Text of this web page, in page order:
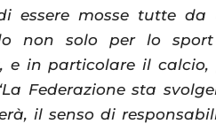
essere mosse tutte da
non solo per lo
e in particolare il
Federazione sta
il senso di